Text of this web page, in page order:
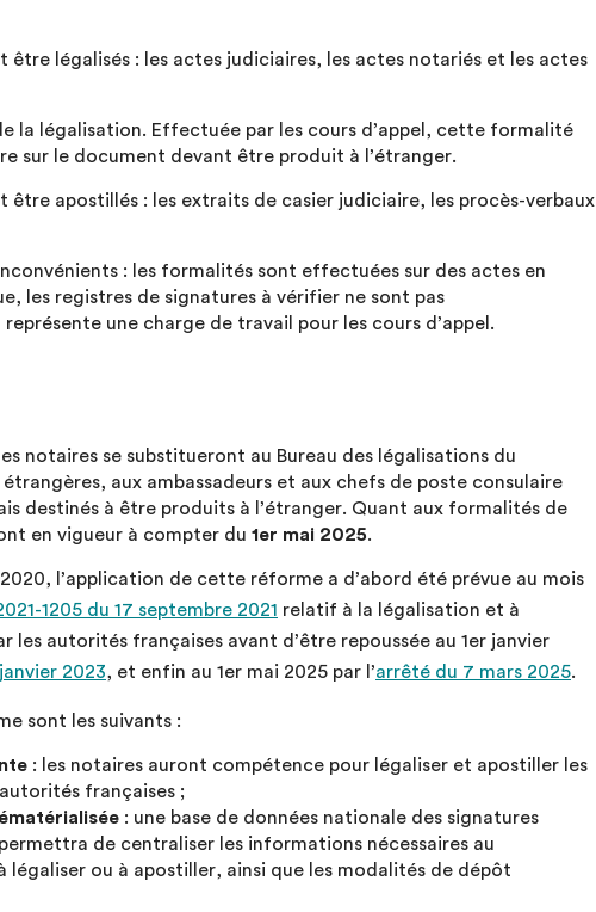
être légalisés : les actes judiciaires, les actes notariés et les actes
la légalisation. Effectuée par les cours d’appel, cette formalité
sur le document devant être produit à l’étranger.
être apostillés : les extraits de casier judiciaire, les procès-verbaux
: les formalités sont effectuées sur des actes en
les registres de signatures à vérifier ne sont pas
une charge de travail pour les cours d’appel.
notaires se substitueront au Bureau des légalisations du
aux ambassadeurs et aux chefs de poste consulaire
destinés à être produits à l’étranger. Quant aux formalités de
en vigueur à compter du 1er mai 2025.
l’application de cette réforme a d’abord été prévue au mois
1205 du 17 septembre 2021 relatif à la légalisation et à
les autorités françaises avant d’être repoussée au 1er janvier
2023, et enfin au 1er mai 2025 par l’arrêté du 7 mars 2025.
sont les suivants :
: les notaires auront compétence pour légaliser et apostiller les
françaises ;
: une base de données nationale des signatures
de centraliser les informations nécessaires au
ou à apostiller, ainsi que les modalités de dépôt